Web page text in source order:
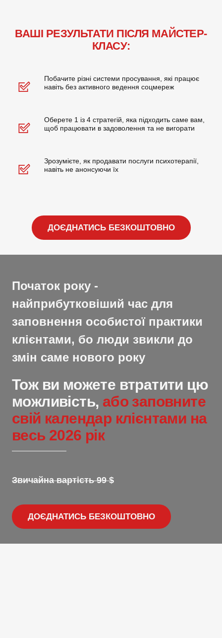
ВАШІ РЕЗУЛЬТАТИ ПІСЛЯ МАЙСТЕР-
КЛАСУ:
Побачите різні системи просування, які працює
навіть без активного ведення соцмереж
Оберете 1 із 4 стратегій, яка підходить саме вам,
щоб працювати в задоволення та не вигорати
Зрозумієте, як продавати послуги психотерапії,
навіть не анонсуючи їх
ДОЄДНАТИСЬ БЕЗКОШТОВНО
Початок року -
найприбутковіший час для
заповнення особистої практики
клієнтами, бо люди звикли до
змін саме нового року
Тож ви можете втратити цю
можливість, або заповните
свій календар клієнтами на
весь 2026 рік
Звичайна вартість 99 $
ДОЄДНАТИСЬ БЕЗКОШТОВНО